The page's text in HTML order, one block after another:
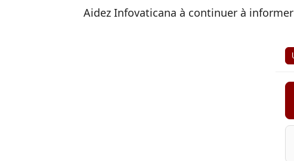
Aidez Infovaticana à continuer à informer